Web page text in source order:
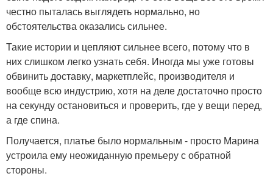
честно пыталась выглядеть нормально, но
обстоятельства оказались сильнее.
Такие истории и цепляют сильнее всего, потому что в
них слишком легко узнать себя. Иногда мы уже готовы
обвинить доставку, маркетплейс, производителя и
вообще всю индустрию, хотя на деле достаточно просто
на секунду остановиться и проверить, где у вещи перед,
а где спина.
Получается, платье было нормальным - просто Марина
устроила ему неожиданную премьеру с обратной
стороны.